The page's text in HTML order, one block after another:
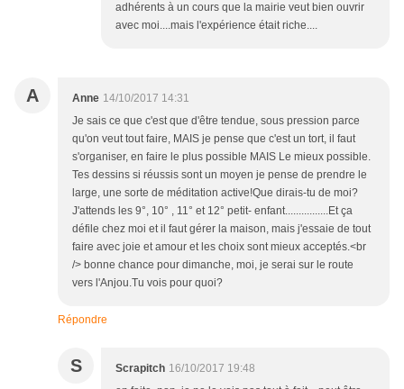
adhérents à un cours que la mairie veut bien ouvrir
avec moi....mais l'expérience était riche....
A Anne 14/10/2017 14:31
Je sais ce que c'est que d'être tendue, sous pression parce
qu'on veut tout faire, MAIS je pense que c'est un tort, il faut
s'organiser, en faire le plus possible MAIS Le mieux possible.
Tes dessins si réussis sont un moyen je pense de prendre le
large, une sorte de méditation active!Que dirais-tu de moi?
J'attends les 9°, 10° , 11° et 12° petit- enfant................Et ça
défile chez moi et il faut gérer la maison, mais j'essaie de tout
faire avec joie et amour et les choix sont mieux acceptés.<br
/> bonne chance pour dimanche, moi, je serai sur le route
vers l'Anjou.Tu vois pour quoi?
Répondre
S Scrapitch 16/10/2017 19:48